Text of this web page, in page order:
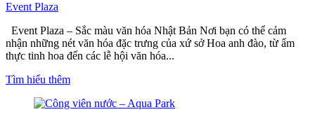
Event Plaza
Event Plaza – Sắc màu văn hóa Nhật Bản Nơi bạn có thể cảm
nhận những nét văn hóa đặc trưng của xứ sở Hoa anh đào, từ ẩm
thực tinh hoa đến các lễ hội văn hóa...
Tìm hiểu thêm